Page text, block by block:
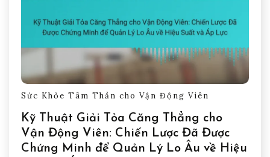
Sức Khỏe Tâm Thần cho Vận Động Viên
Kỹ Thuật Giải Tỏa Căng Thẳng cho
Vận Động Viên: Chiến Lược Đã Được
Chứng Minh để Quản Lý Lo Âu về Hiệu